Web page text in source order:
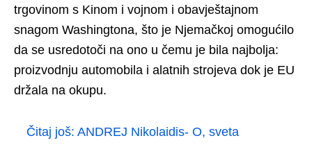
trgovinom s Kinom i vojnom i obavještajnom
snagom Washingtona, što je Njemačkoj omogućilo
da se usredotoči na ono u čemu je bila najbolja:
proizvodnju automobila i alatnih strojeva dok je EU
držala na okupu.
Čitaj još: ANDREJ Nikolaidis- O, sveta